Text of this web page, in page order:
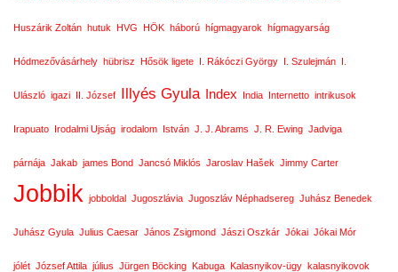
Huszárik Zoltán hutuk HVG HÖK háború hígmagyarok hígmagyarság
Hódmezővásárhely hübrisz Hősök ligete I. Rákóczi György I. Szulejmán I.
Ulászló igazi II. József Illyés Gyula Index India Internetto intrikusok
Irapuato Irodalmi Ujság irodalom István J. J. Abrams J. R. Ewing Jadviga
párnája Jakab james Bond Jancsó Miklós Jaroslav Hašek Jimmy Carter
Jobbik jobboldal Jugoszlávia Jugoszláv Néphadsereg Juhász Benedek
Juhász Gyula Julius Caesar János Zsigmond Jászi Oszkár Jókai Jókai Mór
jólét József Attila július Jürgen Böcking Kabuga Kalasnyikov-ügy kalasnyikovok